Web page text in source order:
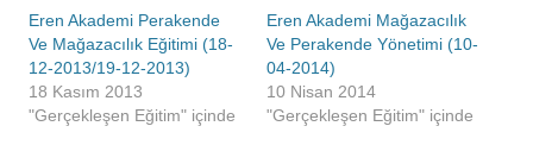
Eren Akademi Perakende
Ve Mağazacılık Eğitimi (18-
12-2013/19-12-2013)
18 Kasım 2013
"Gerçekleşen Eğitim" içinde
Eren Akademi Mağazacılık
Ve Perakende Yönetimi (10-
04-2014)
10 Nisan 2014
"Gerçekleşen Eğitim" içinde